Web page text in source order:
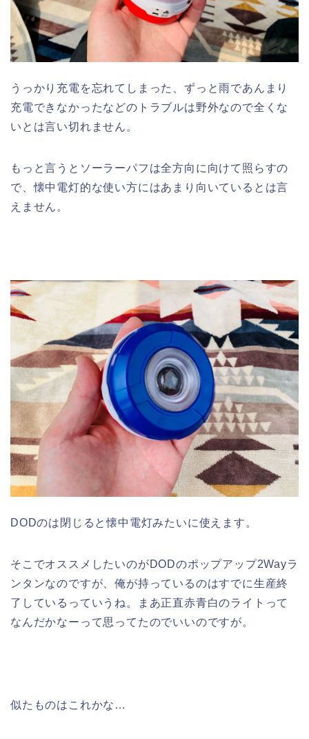
うっかり充電を忘れてしまった、ずっと雨であんまり
充電できなかったなどのトラブルは野外なので全くな
いとは言い切れません。
もっと言うとソーラーパフは全方向に向けて照らすの
で、懐中電灯的な使い方にはあまり向いているとは言
えません。
DODのは閉じると懐中電灯みたいに使えます。
そこでオススメしたいのがDODのポップアップ2Wayラ
ンタンなのですが、俺が持っているのはすでに生産終
了しているっていうね。まあ正直赤青白のライトって
なんだかなーって思ってたのでいいのですが。
似たものはこれかな…